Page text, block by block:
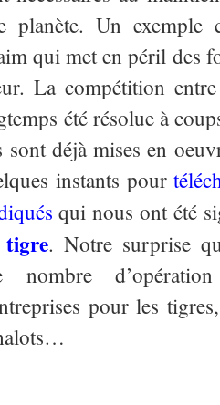
planète. Un exemple
qui met en péril des
La compétition
été résolue à
sont déjà mises en
instants pour
qui nous ont été
tigre. Notre surprise
nombre
pour les